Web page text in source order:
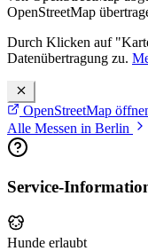
OpenStreetMap
Durch Klicken auf
Datenübertragung zu.
OpenStreetMap
Alle Messen in Berlin
Service-
Hunde erlaubt